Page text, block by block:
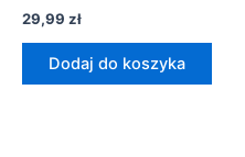
29,99 zł
Dodaj do koszyka